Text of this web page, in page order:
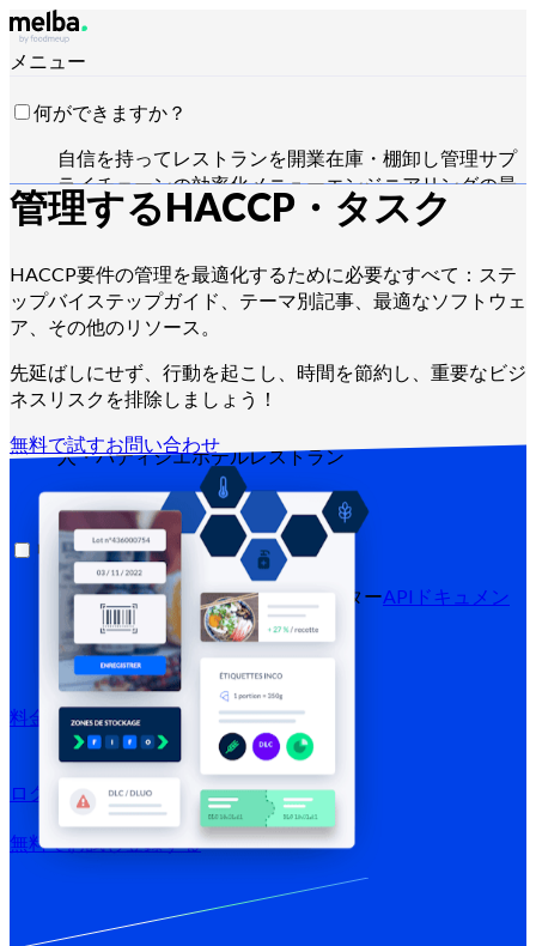
メニュー
何ができますか？
自信を持ってレストランを開業在庫・棚卸し管理サプ
ライチェーンの効率化メニューエンジニアリングの最
適化食材原価の削減食品生産のスケジュール管理
HACCP要件への準拠
ChatGPT・APIで操作
チェーン・大手グループ独立系レストラン
キッチン
人・パティシエホテルレストラン
リソース
ブログヘルプセンターニュースレターAPIドキュメン
ト
MCPドキュメント
料金プラン
ログイン →
無料でお試し登録する
管理するHACCP・タスク
HACCP要件の管理を最適化するために必要なすべて：ステ
ップバイステップガイド、テーマ別記事、最適なソフトウェ
ア、その他のリソース。
先延ばしにせず、行動を起こし、時間を節約し、重要なビジ
ネスリスクを排除しましょう！
無料で試すお問い合わせ